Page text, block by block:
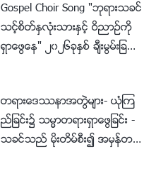
Gospel Choir Song "ဘုရားသခင္
သင့္စိတ္ႏွလုံးသားႏွင့္ ဝိညာဥ္ကို
ရွာေဖြေန" ၂၀၂၆ခုႏွစ္ ခ်ီးမြမ္းျခ
တရားေဒႆနာအတြဲမ်ား- ယုံၾက
ည္ျခင္း၌ သမၼာတရားရွာေဖြျခင္း -
သခင္သည္ မိုးတိမ္စီး၍ အမွန္တက